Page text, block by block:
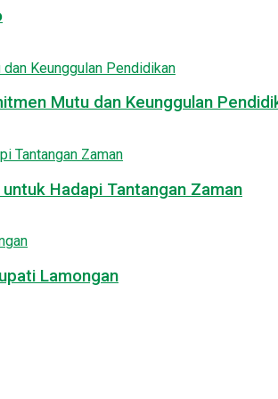
Mutu dan Keunggulan
Hadapi Tantangan Zaman
Lamongan